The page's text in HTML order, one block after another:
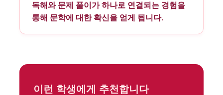
독해와 문제 풀이가 하나로 연결되는 경험을
통해 문학에 대한 확신을 얻게 됩니다.
이런 학생에게 추천합니다